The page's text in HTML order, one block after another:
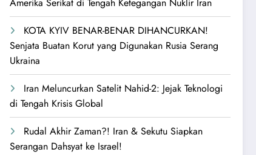
Amerika Serikat di Tengah Ketegangan Nuklir Iran
KOTA KYIV BENAR-BENAR DIHANCURKAN!
Senjata Buatan Korut yang Digunakan Rusia Serang
Ukraina
Iran Meluncurkan Satelit Nahid-2: Jejak Teknologi
di Tengah Krisis Global
Rudal Akhir Zaman?! Iran & Sekutu Siapkan
Serangan Dahsyat ke Israel!